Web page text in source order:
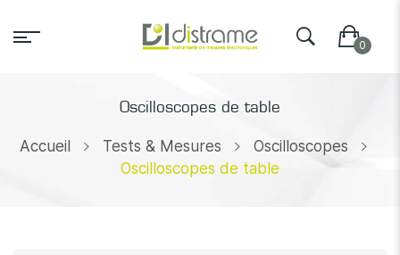
Oscilloscopes de table
Accueil Tests & Mesures
Oscilloscopes
Oscilloscopes de table